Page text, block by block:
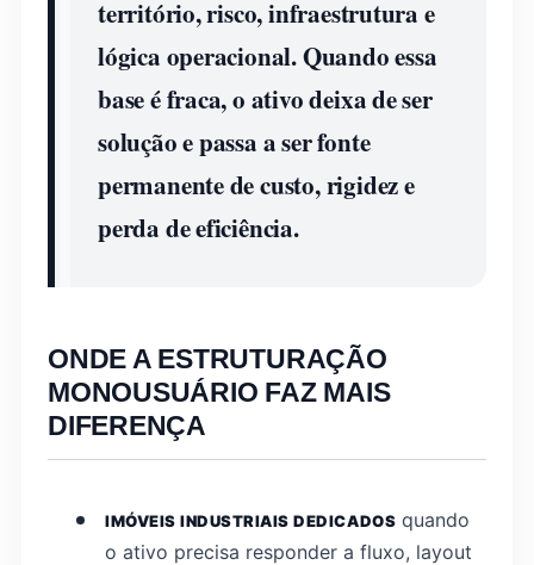
território, risco, infraestrutura e
lógica operacional. Quando essa
base é fraca, o ativo deixa de ser
solução e passa a ser fonte
permanente de custo, rigidez e
perda de eficiência.
ONDE A ESTRUTURAÇÃO
MONOUSUÁRIO FAZ MAIS
DIFERENÇA
IMÓVEIS INDUSTRIAIS DEDICADOS quando
o ativo precisa responder a fluxo, layout